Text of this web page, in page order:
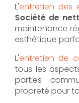
L'entretien des
Société de
maintenance
esthétique
L'entretien de
tous les
parties
propreté pour